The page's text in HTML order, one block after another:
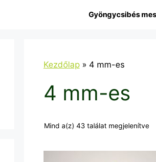
Gyöngycsibés
Kezdőlap» 4 mm-es
4 mm-es
Mind a(z) 43 találat megjelenítve